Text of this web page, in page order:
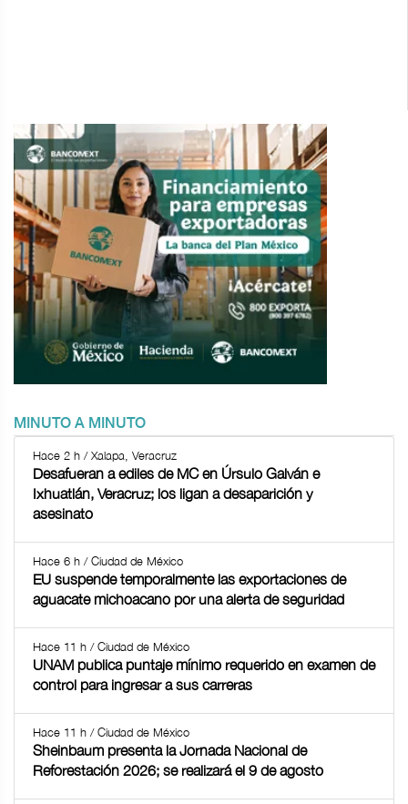
MINUTO A MINUTO
Hace 2 h / Xalapa, Veracruz
Desafueran a ediles de MC en Úrsulo Galván e
Ixhuatlán, Veracruz; los ligan a desaparición y
asesinato
Hace 6 h / Ciudad de México
EU suspende temporalmente las exportaciones de
aguacate michoacano por una alerta de seguridad
Hace 11 h / Ciudad de México
UNAM publica puntaje mínimo requerido en examen de
control para ingresar a sus carreras
Hace 11 h / Ciudad de México
Sheinbaum presenta la Jornada Nacional de
Reforestación 2026; se realizará el 9 de agosto